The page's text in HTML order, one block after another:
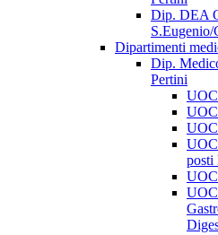
Dip. DEA
S.Eugenio/
Dipartimenti
Dip.
Pertini
posti